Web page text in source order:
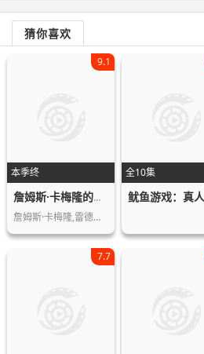
猜你喜欢
本季终
9.1
詹姆斯·卡梅隆的科幻故事第一季
詹姆斯·卡梅隆,雷德利·斯科特,史蒂文…
全10集
7.7